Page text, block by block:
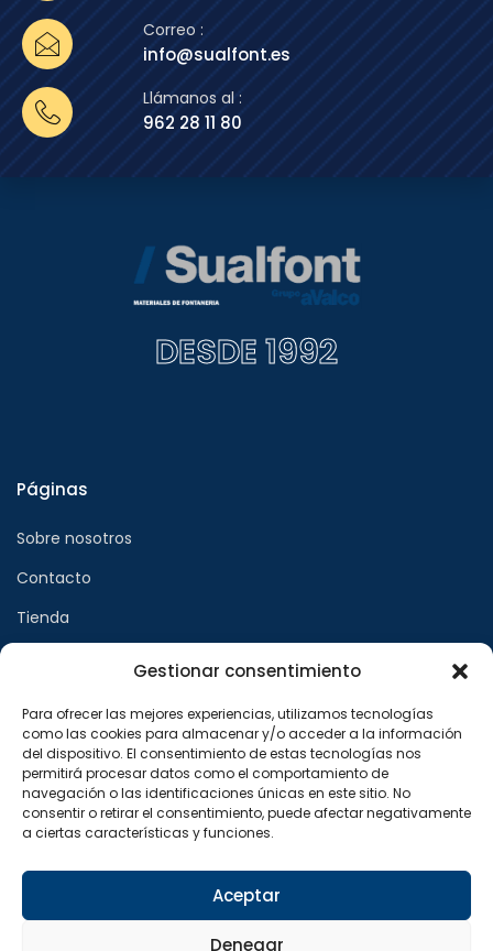
Gestionar consentimiento
Para ofrecer las mejores experiencias, utilizamos tecnologías
como las cookies para almacenar y/o acceder a la información
del dispositivo. El consentimiento de estas tecnologías nos
permitirá procesar datos como el comportamiento de
navegación o las identificaciones únicas en este sitio. No
consentir o retirar el consentimiento, puede afectar negativamente
a ciertas características y funciones.
Aceptar
Denegar
Correo :
info@sualfont.es
Llámanos al :
962 28 11 80
DESDE 1992
Páginas
Sobre nosotros
Contacto
Tienda
Aviso legal
Política de privacidad
Política de cookies
Síguenos en
F X I